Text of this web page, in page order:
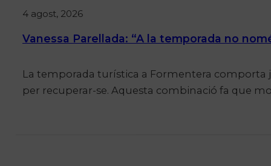
4 agost, 2026
Vanessa Parellada: “A la temporada no
La temporada turística a Formentera
per recuperar-se. Aquesta combinació fa que